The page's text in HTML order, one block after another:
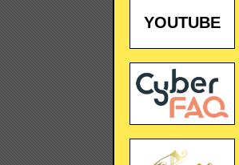
YOUTUBE